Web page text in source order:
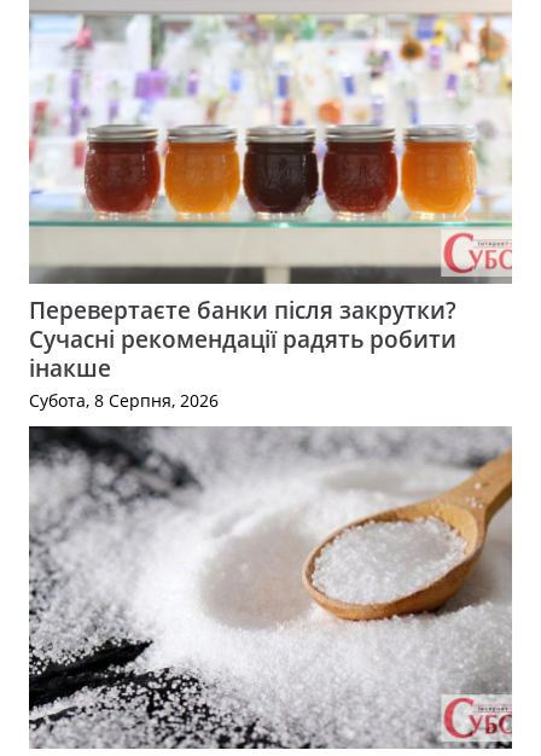
Перевертаєте банки після закрутки?
Сучасні рекомендації радять робити
інакше
Субота, 8 Серпня, 2026